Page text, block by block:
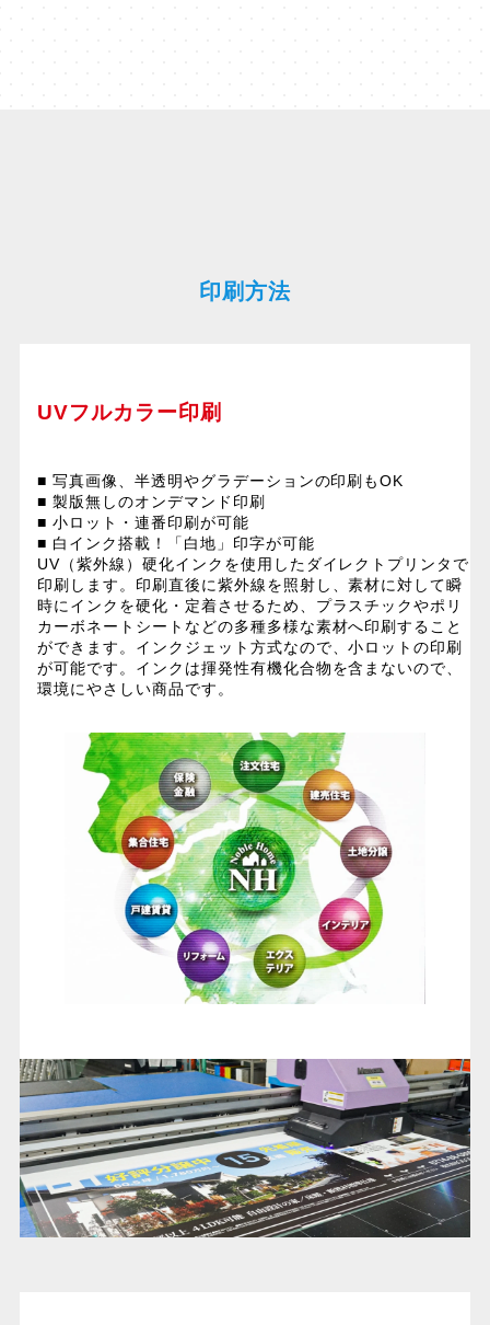
印刷方法
UVフルカラー印刷
■ 写真画像、半透明やグラデーションの印刷もOK
■ 製版無しのオンデマンド印刷
■ 小ロット・連番印刷が可能
■ 白インク搭載！「白地」印字が可能
UV（紫外線）硬化インクを使用したダイレクトプリンタで
印刷します。印刷直後に紫外線を照射し、素材に対して瞬
時にインクを硬化・定着させるため、プラスチックやポリ
カーボネートシートなどの多種多様な素材へ印刷すること
ができます。インクジェット方式なので、小ロットの印刷
が可能です。インクは揮発性有機化合物を含まないので、
環境にやさしい商品です。